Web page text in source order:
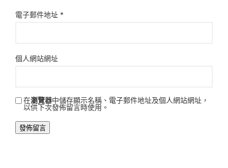
電子郵件地址 *
個人網站網址
在瀏覽器中儲存顯示名稱、電子郵件地址及個人網站網址，
以供下次發佈留言時使用。